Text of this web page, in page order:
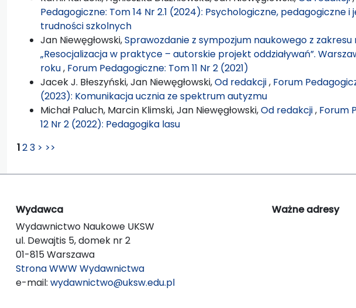
Pedagogiczne: Tom 14 Nr 2.1 (2024): Psychologiczne, pedagogiczne
trudności szkolnych
Jan Niewęgłowski,Sprawozdanie z sympozjum naukowego z zakresu
„Resocjalizacja w praktyce – autorskie projekt oddziaływań”.
roku, Forum Pedagogiczne: Tom 11 Nr 2 (2021)
Jacek J. Błeszyński, Jan Niewęgłowski,Od redakcji, Forum
(2023): Komunikacja ucznia ze spektrum autyzmu
Michał Paluch, Marcin Klimski, Jan Niewęgłowski,Od redakcji, Forum
12 Nr 2 (2022): Pedagogika lasu
123 > >>
Wydawca
Wydawnictwo Naukowe UKSW
ul. Dewajtis 5, domek nr 2
01-815 Warszawa
Strona WWW Wydawnictwa
e-mail: wydawnictwo@uksw.edu.pl
Ważne adresy